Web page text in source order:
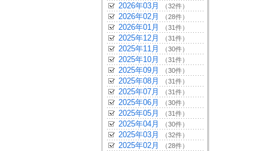
2026年03月 （32件）
2026年02月 （28件）
2026年01月 （31件）
2025年12月 （31件）
2025年11月 （30件）
2025年10月 （31件）
2025年09月 （30件）
2025年08月 （31件）
2025年07月 （31件）
2025年06月 （30件）
2025年05月 （31件）
2025年04月 （30件）
2025年03月 （32件）
2025年02月 （28件）